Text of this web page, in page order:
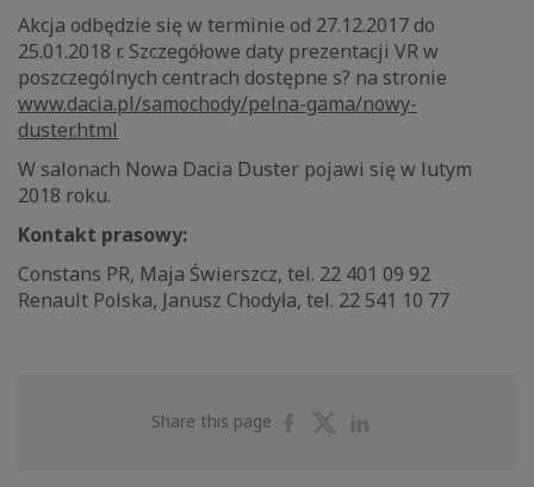
Akcja odbędzie się w terminie od 27.12.2017 do
25.01.2018 r. Szczegółowe daty prezentacji VR w
poszczególnych centrach dostępne s? na stronie
www.dacia.pl/samochody/pelna-gama/nowy-
duster.html
W salonach Nowa Dacia Duster pojawi się w lutym
2018 roku.
Kontakt prasowy:
Constans PR, Maja Świerszcz, tel. 22 401 09 92
Renault Polska, Janusz Chodyła, tel. 22 541 10 77
Share this page
ShareShare